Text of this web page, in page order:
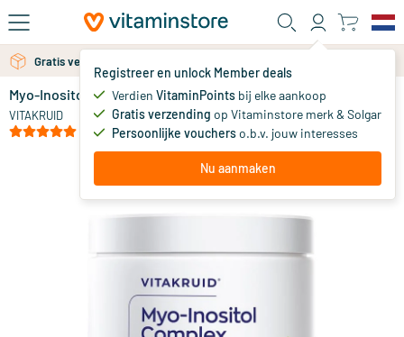
Ga naar de hoofdinhoud
Registreer en unlock Member deals
Verdien VitaminPoints bij elke aankoop
Gratis verzending op Vitaminstore merk & Solgar
Persoonlijke voucherso.b.v. jouw interesses
Nu aanmaken
Gratis verzending vanaf 25 euro
Gratis persoonlijk advies via chat of email
Myo-Inositol Complex
VITAKRUID
29.